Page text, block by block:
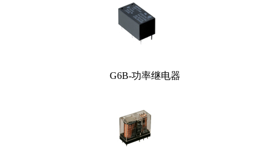
G6B-功率继电器